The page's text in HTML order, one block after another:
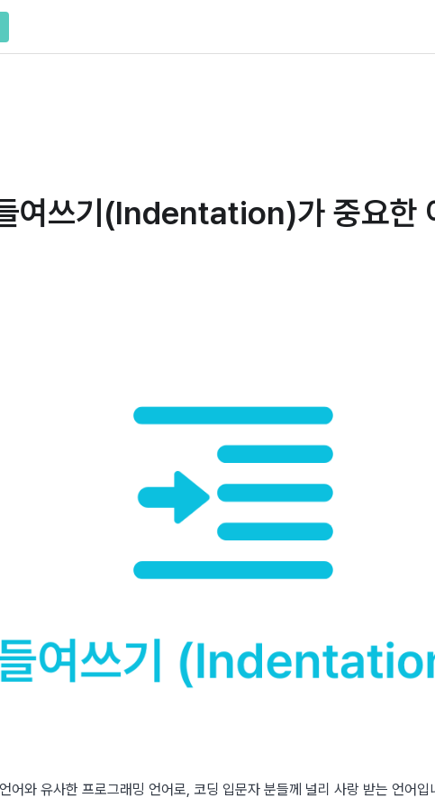
여쓰기(Indentation)가 중요한
어와 유사한 프로그래밍 언어로, 코딩 입문자 분들께 널리 사랑 받는 언어입